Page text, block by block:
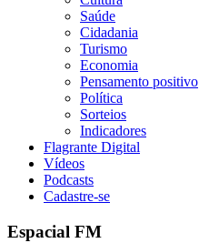
Saúde
Cidadania
Turismo
Economia
Pensamento positivo
Política
Sorteios
Indicadores
Flagrante Digital
Vídeos
Podcasts
Cadastre-se
Espacial FM